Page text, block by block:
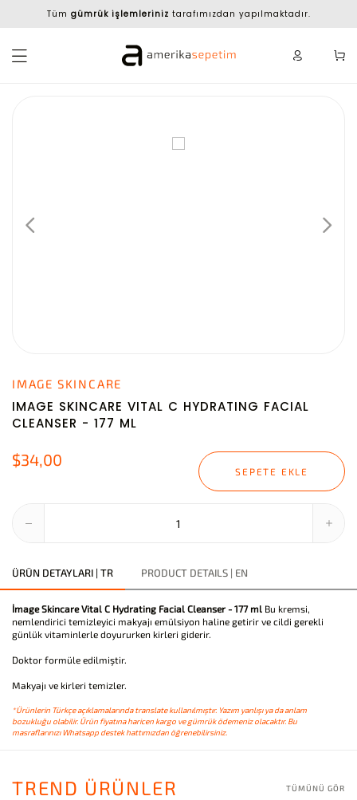
Tüm gümrük işlemleriniz tarafımızdan yapılmaktadır.
IMAGE SKINCARE
IMAGE SKINCARE VITAL C HYDRATING FACIAL
CLEANSER - 177 ML
$34,00
SEPETE EKLE
ÜRÜN DETAYLARI | TR PRODUCT DETAILS | EN
İmage Skincare Vital C Hydrating Facial Cleanser - 177 ml Bu kremsi,
nemlendirici temizleyici makyajı emülsiyon haline getirir ve cildi gerekli
günlük vitaminlerle doyururken kirleri giderir.
Doktor formüle edilmiştir.
Makyajı ve kirleri temizler.
*Ürünlerin Türkçe açıklamalarında translate kullanılmıştır. Yazım yanlışı ya da anlam
bozukluğu olabilir. Ürün fiyatına haricen kargo ve gümrük ödemeniz olacaktır. Bu
masraflarınızı Whatsapp destek hattımızdan öğrenebilirsiniz.
TREND ÜRÜNLER TÜMÜNÜ GÖR